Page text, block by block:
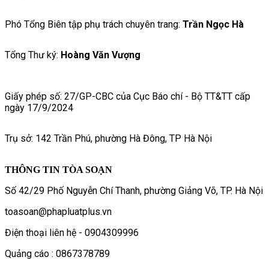
Phó Tổng Biên tập phụ trách chuyên trang: Trần Ngọc Hà
Tổng Thư ký: Hoàng Văn Vượng
Giấy phép số: 27/GP-CBC của Cục Báo chí - Bộ TT&TT cấp
ngày 17/9/2024
Trụ sở: 142 Trần Phú, phường Hà Đông, TP Hà Nội
THÔNG TIN TÒA SOẠN
Số 42/29 Phố Nguyễn Chí Thanh, phường Giảng Võ, TP. Hà Nội
toasoan@phapluatplus.vn
Điện thoại liên hệ - 0904309996
Quảng cáo : 0867378789